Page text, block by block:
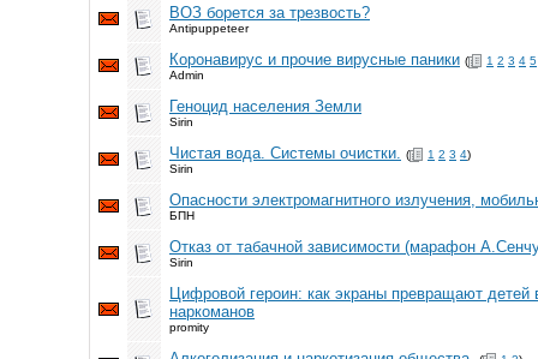
ВОЗ борется за трезвость?
Antipuppeteer
Коронавирус и прочие вирусные паники ( 1 2 3 4 5
Admin
Геноцид населения Земли
Sirin
Чистая вода. Системы очистки. ( 1 2 3 4)
Sirin
Опасности электромагнитного излучения,
БПН
Отказ от табачной зависимости (марафон
Sirin
Цифровой героин: как экраны превращают детей
наркоманов
promity